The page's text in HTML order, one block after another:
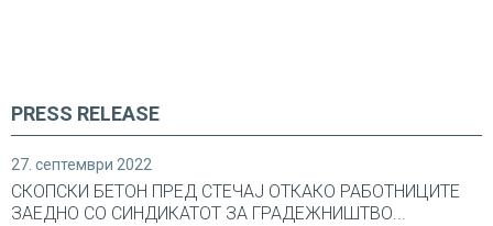
PRESS RELEASE
27. септември 2022
СКОПСКИ БЕТОН ПРЕД СТЕЧАЈ ОТКАКО РАБОТНИЦИТЕ
ЗАЕДНО СО СИНДИКАТОТ ЗА ГРАДЕЖНИШТВО...